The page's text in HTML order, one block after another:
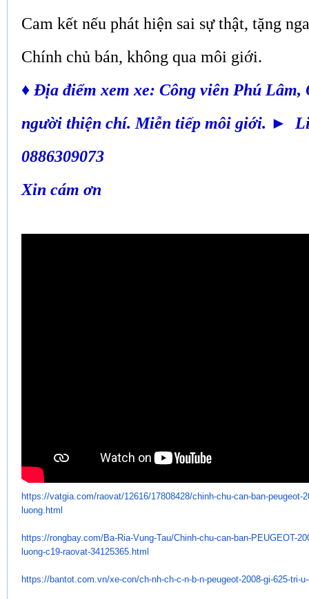
Cam kết nếu phát hiện sai sự thật, tặng
Chính chủ bán, không qua môi giới.
♦ Địa điểm xem xe: Công viên Phú Lâm,
người thiện chí. Miễn tiếp môi giới. ►
0886309073
Xin cám ơn
https://vatgia.com/raovat/12616/17808428/chinh-chu-can-ban-peugeot-
luong.html
https://rongbay.com/Ba-Ria-Vung-Tau/Chinh-chu-can-ban-PEUGEOT-
luong-c19-raovat-34125365.html
https://bantot.com.vn/xe-con/ch-nh-ch-c-n-b-n-peugeot-2008-gi-625-tri-